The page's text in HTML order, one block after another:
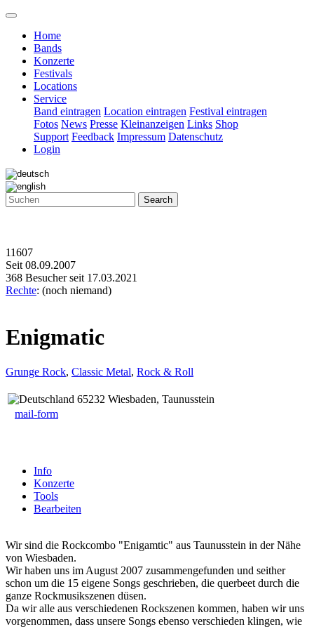
Home
Bands
Konzerte
Festivals
Locations
Service
Band eintragen Location eintragen Festival eintragen
Fotos News Presse Kleinanzeigen Links Shop
Support Feedback Impressum Datenschutz
Login
Search
11607
Seit 08.09.2007
368 Besucher seit 17.03.2021
Rechte: (noch niemand)
Enigmatic
Grunge Rock, Classic Metal, Rock & Roll
65232 Wiesbaden, Taunusstein
mail-form
Info
Konzerte
Tools
Bearbeiten
Wir sind die Rockcombo "Enigamtic" aus Taunusstein in der Nähe
von Wiesbaden.
Wir haben uns im August 2007 zusammengefunden und seither
schon um die 15 eigene Songs geschrieben, die querbeet durch die
ganze Rockmusikszenen düsen.
Da wir alle aus verschiedenen Rockszenen kommen, haben wir uns
vorgenommen, dass unsere Songs ebenso verschieden klingen, wie